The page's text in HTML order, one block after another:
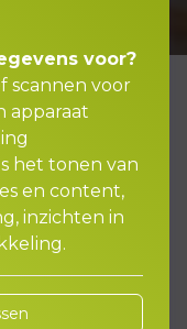
in
voor mij
voor?
scannen voor
apparaat
het tonen van
en content,
inzichten in